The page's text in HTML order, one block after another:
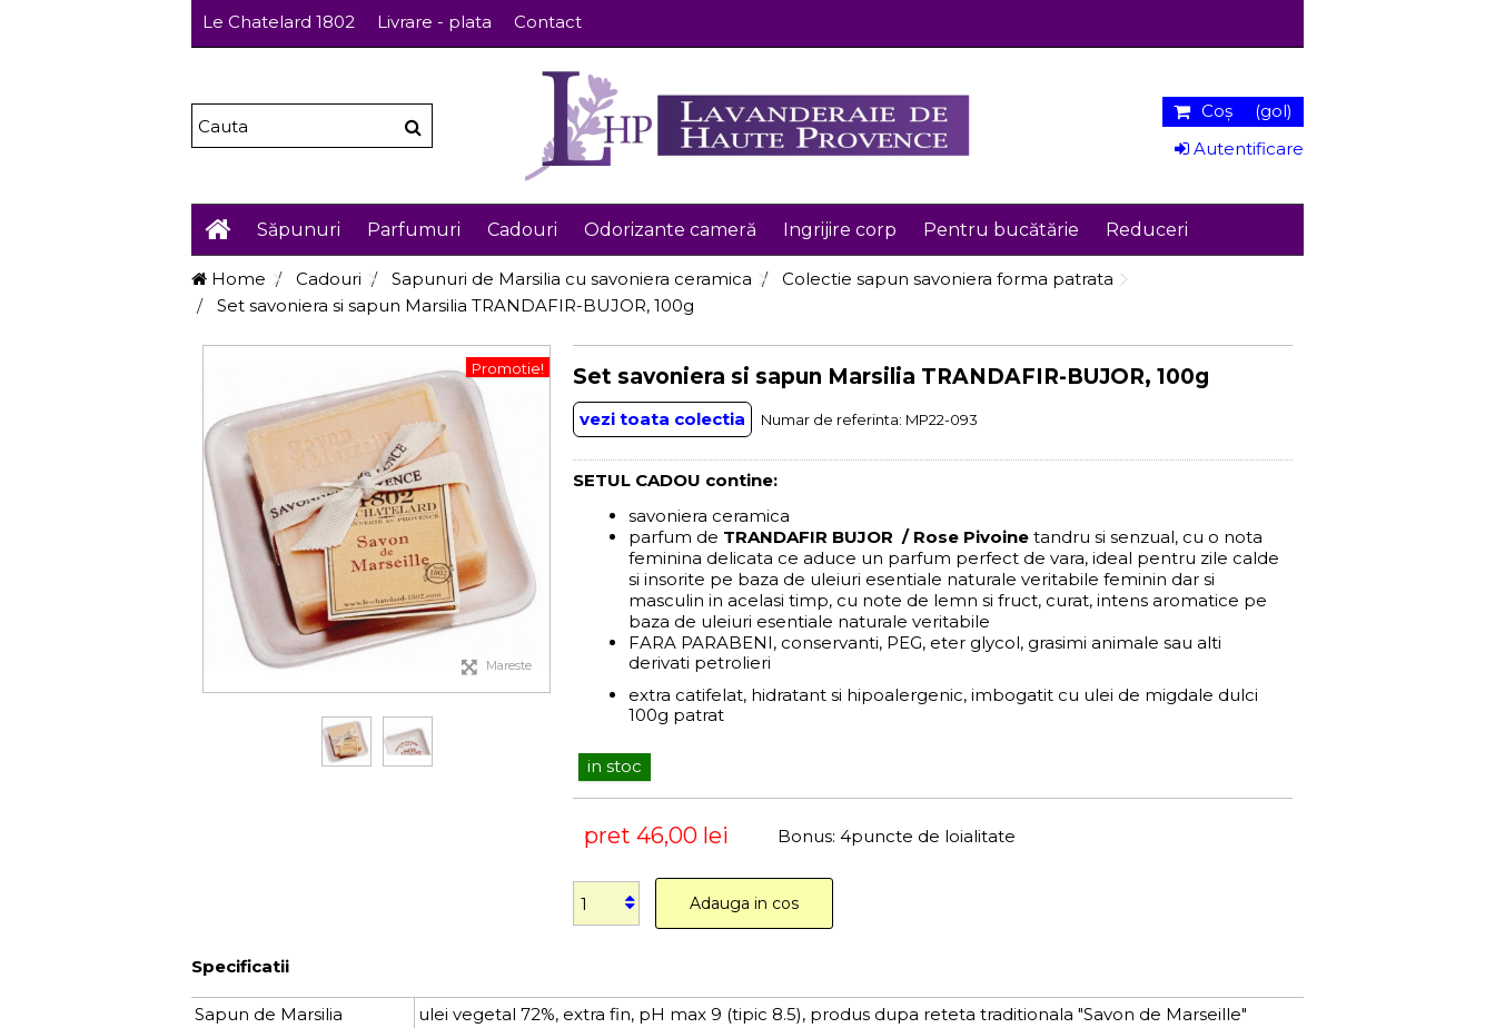
Le Chatelard 1802 Livrare - plata Contact
Coş
(gol)
Autentificare
Săpunuri Parfumuri Cadouri Odorizante cameră Ingrijire corp Pentru bucătărie Reduceri
Home Cadouri Sapunuri de Marsilia cu savoniera ceramica
Colectie sapun savoniera forma patrata
Set savoniera si sapun Marsilia TRANDAFIR-BUJOR, 100g
Promotie!
Mareste
Set savoniera si sapun Marsilia TRANDAFIR-BUJOR, 100g
vezi toata colectia Numar de referinta: MP22-093
SETUL CADOU contine:
savoniera ceramica
parfum de TRANDAFIR BUJOR / Rose Pivoine tandru si senzual, cu o nota
feminina delicata ce aduce un parfum perfect de vara, ideal pentru zile calde
si insorite pe baza de uleiuri esentiale naturale veritabile feminin dar si
masculin in acelasi timp, cu note de lemn si fruct, curat, intens aromatice pe
baza de uleiuri esentiale naturale veritabile
FARA PARABENI, conservanti, PEG, eter glycol, grasimi animale sau alti
derivati petrolieri
extra catifelat, hidratant si hipoalergenic, imbogatit cu ulei de migdale dulci
100g patrat
in stoc
pret46,00 lei Bonus:4puncte de loialitate
Adauga in cos
Specificatii
Sapun de Marsilia
ulei vegetal 72%, extra fin, pH max 9 (tipic 8.5), produs dupa reteta traditionala "Savon de Marseille"